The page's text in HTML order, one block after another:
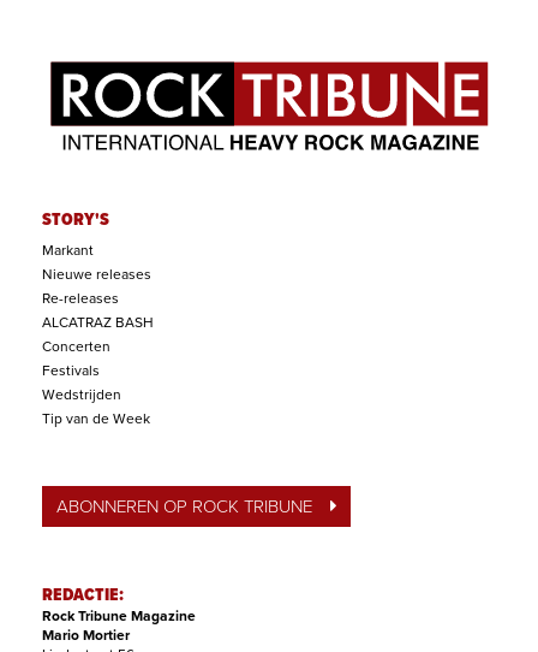
STORY'S
Markant
Nieuwe releases
Re-releases
ALCATRAZ BASH
Concerten
Festivals
Wedstrijden
Tip van de Week
ABONNEREN OP ROCK TRIBUNE
REDACTIE:
Rock Tribune Magazine
Mario Mortier